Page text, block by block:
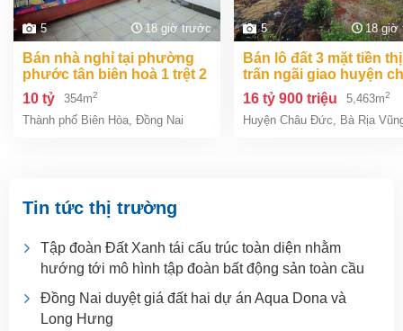
5 18 giờ trước
bán nhà nghỉ tại phường
phước tân biên hoà 1 trệt 2
lầu 354m2 giá chỉ 10 tỷ
10 tỷ 354m2
Thành phố Biên Hòa, Đồng Nai
5 18 giờ
bán lô đất 3 mặt tiền thị
trấn ngãi giao huyện
đức bà rịa vũng tàu giá
tỷ 9
16 tỷ 900 triệu 5,463m2
Huyện Châu Đức, Bà Rịa
Tin tức thị trường
Tập đoàn Đất Xanh tái cấu trúc toàn diện nhằm
hướng tới mô hình tập đoàn bất động sản toàn cầu
Đồng Nai duyệt giá đất hai dự án Aqua Dona và
Long Hưng